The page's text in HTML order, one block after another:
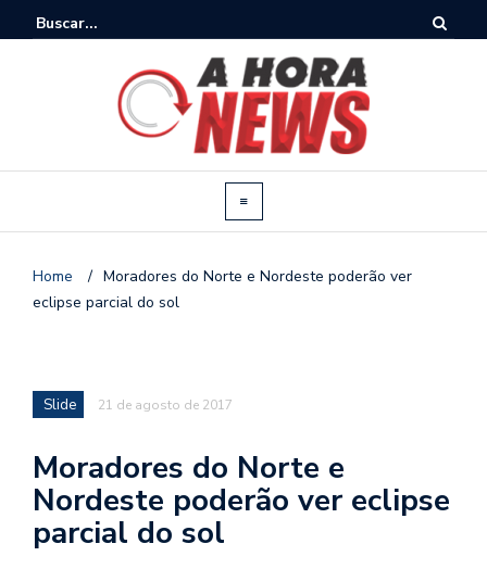
Home / Moradores do Norte e Nordeste poderão ver
eclipse parcial do sol
Slide 21 de agosto de 2017
Moradores do Norte e
Nordeste poderão ver eclipse
parcial do sol